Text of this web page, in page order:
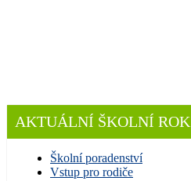
AKTUÁLNÍ ŠKOLNÍ ROK
Školní poradenství
Vstup pro rodiče